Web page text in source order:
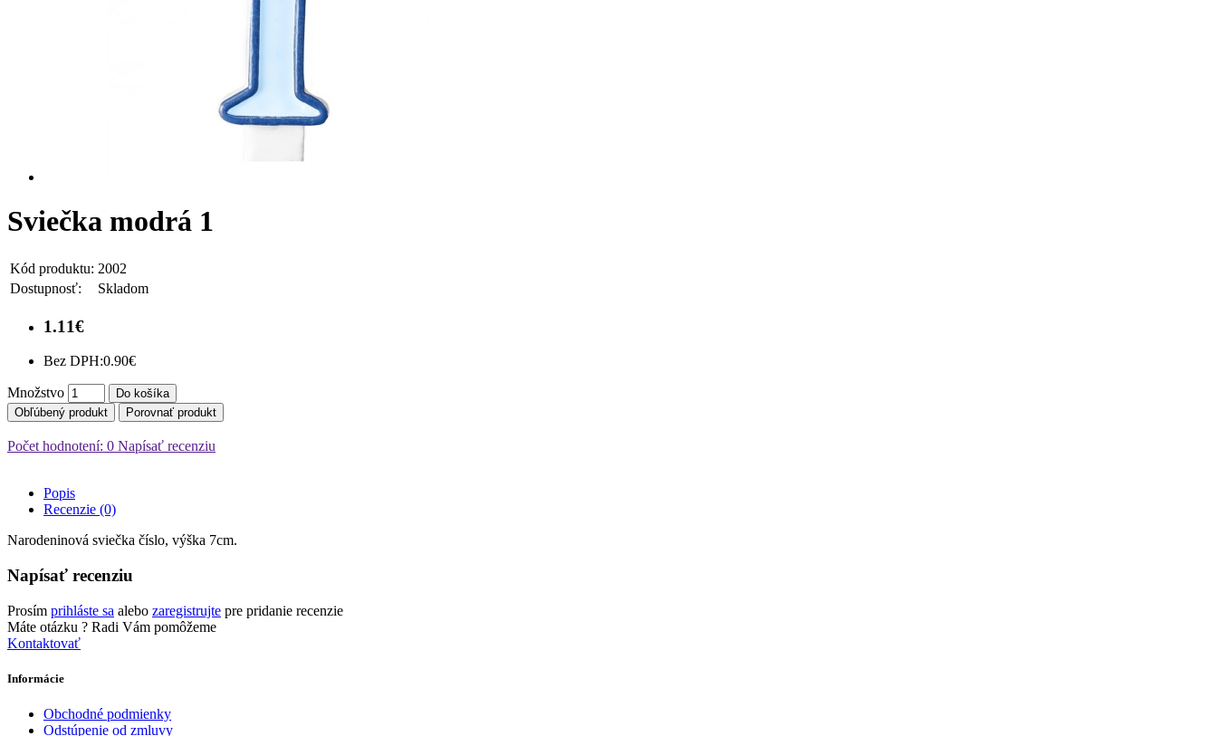
Sviečka modrá 1
Kód produktu: 2002
Dostupnosť:
Skladom
1.11€
Bez DPH:0.90€
Množstvo
Do košíka
Obľúbený produkt
Porovnať produkt
Počet hodnotení: 0 Napísať recenziu
Popis
Recenzie (0)
Narodeninová sviečka číslo, výška 7cm.
Napísať recenziu
Prosím prihláste sa alebo zaregistrujte pre pridanie recenzie
Máte otázku ? Radi Vám pomôžeme
Kontaktovať
Informácie
Obchodné podmienky
Odstúpenie od zmluvy